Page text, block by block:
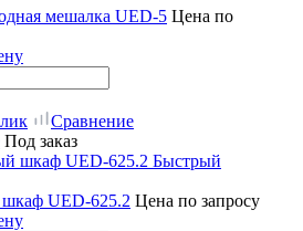
мешалка UED-5 Цена по
Сравнение
Под заказ
Быстрый
UED-625.2 Цена по запросу